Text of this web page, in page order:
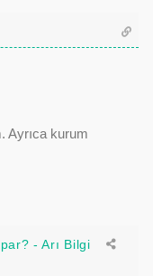
Ayrıca kurum
- Arı Bilgi